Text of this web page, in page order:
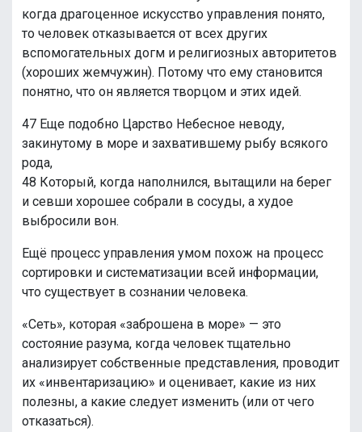
когда драгоценное искусство управления понято,
то человек отказывается от всех других
вспомогательных догм и религиозных авторитетов
(хороших жемчужин). Потому что ему становится
понятно, что он является творцом и этих идей.
47 Еще подобно Царство Небесное неводу,
закинутому в море и захватившему рыбу всякого
рода,
48 Который, когда наполнился, вытащили на берег
и севши хорошее собрали в сосуды, а худое
выбросили вон.
Ещё процесс управления умом похож на процесс
сортировки и систематизации всей информации,
что существует в сознании человека.
«Сеть», которая «заброшена в море» — это
состояние разума, когда человек тщательно
анализирует собственные представления, проводит
их «инвентаризацию» и оценивает, какие из них
полезны, а какие следует изменить (или от чего
отказаться).